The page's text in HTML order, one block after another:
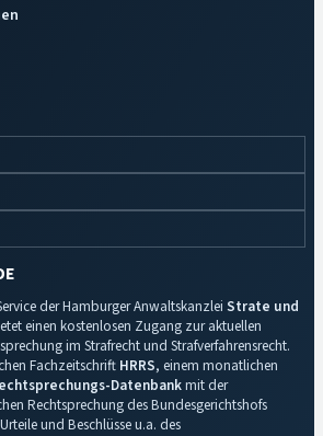
der Hamburger Anwaltskanzlei Strate und
einen kostenlosen Zugang zur aktuellen
im Strafrecht und Strafverfahrensrecht.
Fachzeitschrift HRRS, einem monatlichen
Datenbankmit der
Rechtsprechung des Bundesgerichtshofs
und Beschlüsse u.a. des